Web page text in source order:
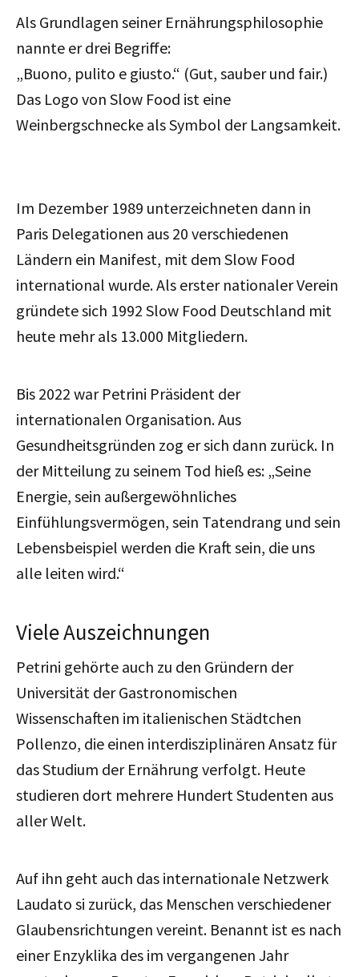
Als Grundlagen seiner Ernährungsphilosophie
nannte er drei Begriffe:
„Buono, pulito e giusto.“ (Gut, sauber und fair.)
Das Logo von Slow Food ist eine
Weinbergschnecke als Symbol der Langsamkeit.
Im Dezember 1989 unterzeichneten dann in
Paris Delegationen aus 20 verschiedenen
Ländern ein Manifest, mit dem Slow Food
international wurde. Als erster nationaler Verein
gründete sich 1992 Slow Food Deutschland mit
heute mehr als 13.000 Mitgliedern.
Bis 2022 war Petrini Präsident der
internationalen Organisation.Aus
Gesundheitsgründen zog er sich dann zurück. In
der Mitteilung zu seinem Tod hieß es: „Seine
Energie, sein außergewöhnliches
Einfühlungsvermögen, sein Tatendrang und sein
Lebensbeispiel werden die Kraft sein, die uns
alle leiten wird.“
Viele Auszeichnungen
Petrini gehörte auch zu den Gründern der
Universität der Gastronomischen
Wissenschaften im italienischen Städtchen
Pollenzo, die einen interdisziplinären Ansatz für
das Studium der Ernährung verfolgt. Heute
studieren dort mehrere Hundert Studenten aus
aller Welt.
Auf ihn geht auch das internationale Netzwerk
Laudato si zurück, das Menschen verschiedener
Glaubensrichtungen vereint. Benannt ist es nach
einer Enzyklika des im vergangenen Jahr